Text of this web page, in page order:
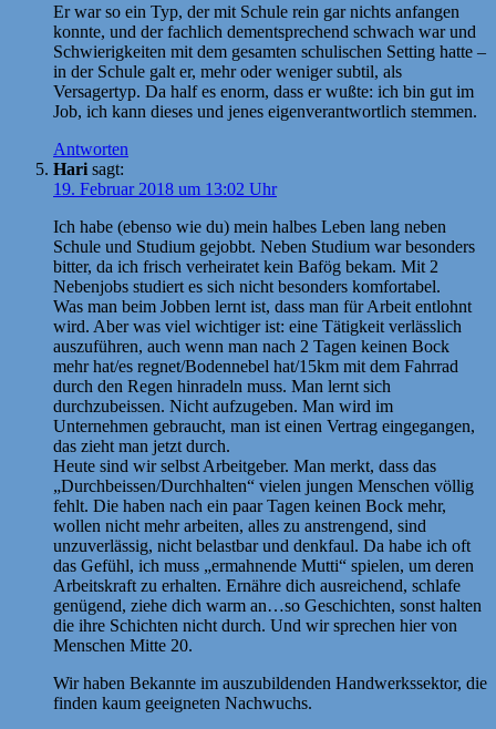
Er war so ein Typ, der mit Schule rein gar nichts anfangen
konnte, und der fachlich dementsprechend schwach war und
Schwierigkeiten mit dem gesamten schulischen Setting hatte –
in der Schule galt er, mehr oder weniger subtil, als
Versagertyp. Da half es enorm, dass er wußte: ich bin gut im
Job, ich kann dieses und jenes eigenverantwortlich stemmen.
Antworten
Hari sagt:
19. Februar 2018 um 13:02 Uhr
Ich habe (ebenso wie du) mein halbes Leben lang neben
Schule und Studium gejobbt. Neben Studium war besonders
bitter, da ich frisch verheiratet kein Bafög bekam. Mit 2
Nebenjobs studiert es sich nicht besonders komfortabel.
Was man beim Jobben lernt ist, dass man für Arbeit entlohnt
wird. Aber was viel wichtiger ist: eine Tätigkeit verlässlich
auszuführen, auch wenn man nach 2 Tagen keinen Bock
mehr hat/es regnet/Bodennebel hat/15km mit dem Fahrrad
durch den Regen hinradeln muss. Man lernt sich
durchzubeissen. Nicht aufzugeben. Man wird im
Unternehmen gebraucht, man ist einen Vertrag eingegangen,
das zieht man jetzt durch.
Heute sind wir selbst Arbeitgeber. Man merkt, dass das
„Durchbeissen/Durchhalten“ vielen jungen Menschen völlig
fehlt. Die haben nach ein paar Tagen keinen Bock mehr,
wollen nicht mehr arbeiten, alles zu anstrengend, sind
unzuverlässig, nicht belastbar und denkfaul. Da habe ich oft
das Gefühl, ich muss „ermahnende Mutti“ spielen, um deren
Arbeitskraft zu erhalten. Ernähre dich ausreichend, schlafe
genügend, ziehe dich warm an…so Geschichten, sonst halten
die ihre Schichten nicht durch. Und wir sprechen hier von
Menschen Mitte 20.
Wir haben Bekannte im auszubildenden Handwerkssektor, die
finden kaum geeigneten Nachwuchs.